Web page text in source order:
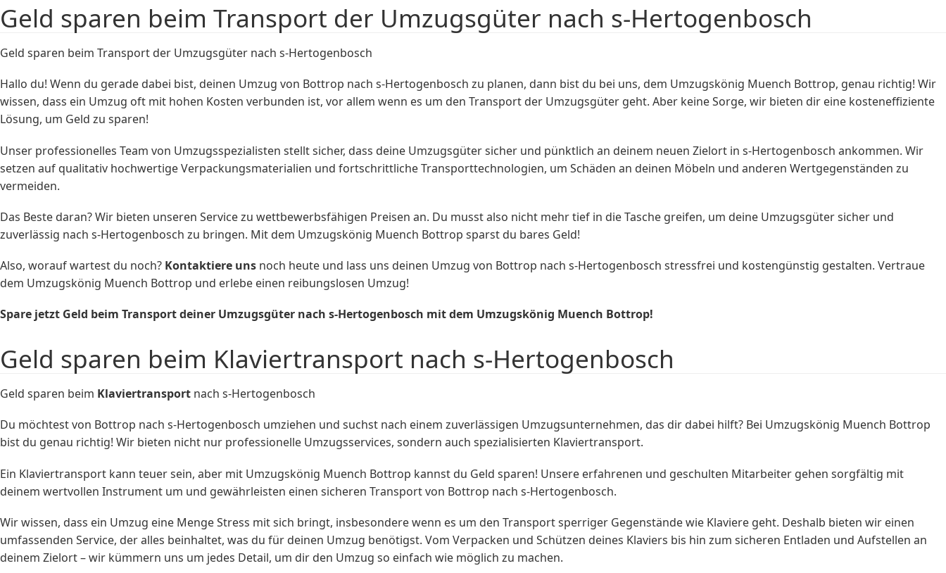
Geld sparen beim Transport der Umzugsgüter nach s-Hertogenbosch
Geld sparen beim Transport der Umzugsgüter nach s-Hertogenbosch
Hallo du! Wenn du gerade dabei bist, deinen Umzug von Bottrop nach s-Hertogenbosch zu planen, dann bist du bei uns, dem Umzugskönig Muench Bottrop, genau richtig! Wir
wissen, dass ein Umzug oft mit hohen Kosten verbunden ist, vor allem wenn es um den Transport der Umzugsgüter geht. Aber keine Sorge, wir bieten dir eine kosteneffiziente
Lösung, um Geld zu sparen!
Unser professionelles Team von Umzugsspezialisten stellt sicher, dass deine Umzugsgüter sicher und pünktlich an deinem neuen Zielort in s-Hertogenbosch ankommen. Wir
setzen auf qualitativ hochwertige Verpackungsmaterialien und fortschrittliche Transporttechnologien, um Schäden an deinen Möbeln und anderen Wertgegenständen zu
vermeiden.
Das Beste daran? Wir bieten unseren Service zu wettbewerbsfähigen Preisen an. Du musst also nicht mehr tief in die Tasche greifen, um deine Umzugsgüter sicher und
zuverlässig nach s-Hertogenbosch zu bringen. Mit dem Umzugskönig Muench Bottrop sparst du bares Geld!
Also, worauf wartest du noch? Kontaktiere uns noch heute und lass uns deinen Umzug von Bottrop nach s-Hertogenbosch stressfrei und kostengünstig gestalten. Vertraue
dem Umzugskönig Muench Bottrop und erlebe einen reibungslosen Umzug!
Spare jetzt Geld beim Transport deiner Umzugsgüter nach s-Hertogenbosch mit dem Umzugskönig Muench Bottrop!
Geld sparen beim Klaviertransport nach s-Hertogenbosch
Geld sparen beim Klaviertransport nach s-Hertogenbosch
Du möchtest von Bottrop nach s-Hertogenbosch umziehen und suchst nach einem zuverlässigen Umzugsunternehmen, das dir dabei hilft? Bei Umzugskönig Muench Bottrop
bist du genau richtig! Wir bieten nicht nur professionelle Umzugsservices, sondern auch spezialisierten Klaviertransport.
Ein Klaviertransport kann teuer sein, aber mit Umzugskönig Muench Bottrop kannst du Geld sparen! Unsere erfahrenen und geschulten Mitarbeiter gehen sorgfältig mit
deinem wertvollen Instrument um und gewährleisten einen sicheren Transport von Bottrop nach s-Hertogenbosch.
Wir wissen, dass ein Umzug eine Menge Stress mit sich bringt, insbesondere wenn es um den Transport sperriger Gegenstände wie Klaviere geht. Deshalb bieten wir einen
umfassenden Service, der alles beinhaltet, was du für deinen Umzug benötigst. Vom Verpacken und Schützen deines Klaviers bis hin zum sicheren Entladen und Aufstellen an
deinem Zielort – wir kümmern uns um jedes Detail, um dir den Umzug so einfach wie möglich zu machen.